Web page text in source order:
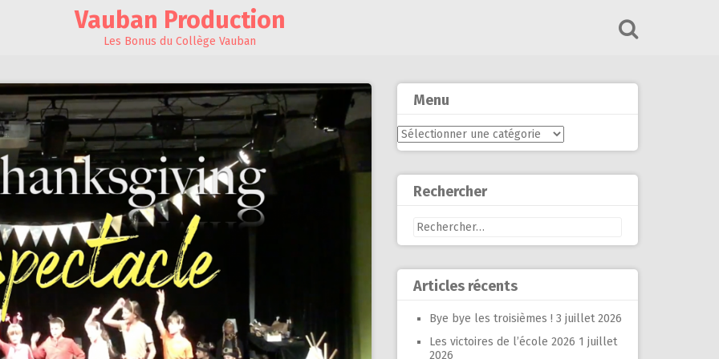
Vauban Production
Les Bonus du Collège Vauban
Menu
Menu
Rechercher
Rechercher :
Articles récents
Bye bye les troisièmes ! 3 juillet 2026
Les victoires de l’école 2026 1 juillet
2026